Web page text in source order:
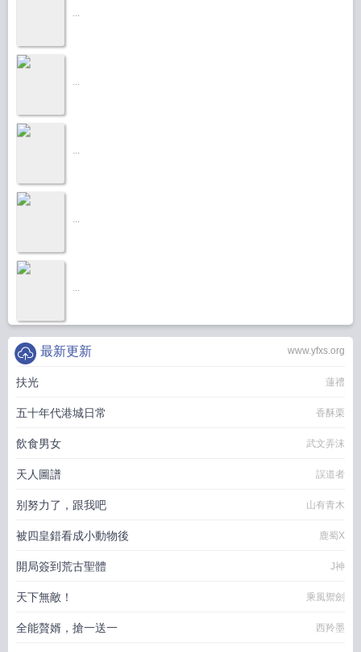
...
...
...
...
...
www.yfxs.org
最新更新
扶光 蓮禮
五十年代港城日常 香酥栗
飲食男女 武文弄沫
天人圖譜 誤道者
别努力了，跟我吧 山有青木
被四皇錯看成小動物後 鹿蜀X
開局簽到荒古聖體 J神
天下無敵！ 乘風禦劍
全能贅婿，搶一送一 西羚墨